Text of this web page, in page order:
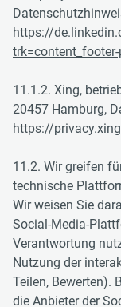
https://
11.1.2. Xing,
20457 Hamburg,
https://
11.2. Wir greifen
technische
Wir weisen Sie
Social-Media-
Verantwortung
Nutzung der
Teilen, Bewerten).
die Anbieter der